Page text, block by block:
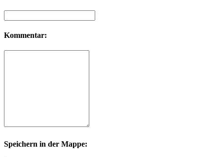
Kommentar:
Speichern in der Mappe: